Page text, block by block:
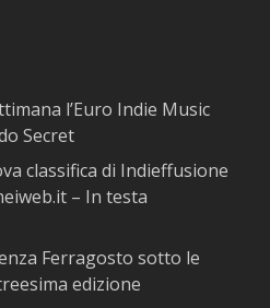
l’Euro Indie Music
Secret
classifica di Indieffusione
– In testa
Ferragosto sotto le
edizione